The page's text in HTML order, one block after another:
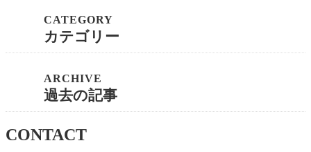
カテゴリー
過去の記事
CONTACT